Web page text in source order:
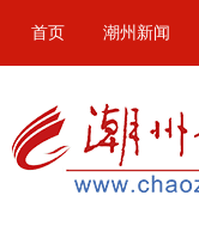
首页 潮州新闻